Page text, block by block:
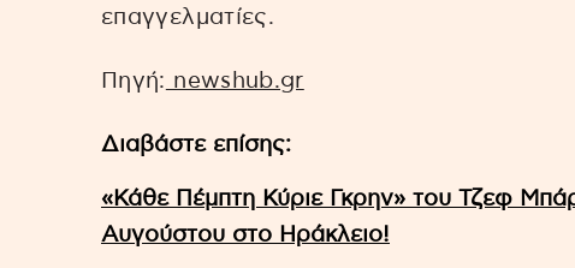
επαγγελματίες.
Πηγή: newshub.gr
Διαβάστε επίσης:
«Κάθε Πέμπτη Κύριε Γκρην» του Τζεφ
Αυγούστου στο Ηράκλειο!